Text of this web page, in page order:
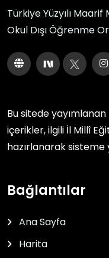
Türkiye Yüzyılı Maarif
Okul Dışı Öğrenme
Bu sitede
içerikler, ilgili İl Millî
hazırlanarak sisteme
Bağlantılar
Ana Sayfa
Harita